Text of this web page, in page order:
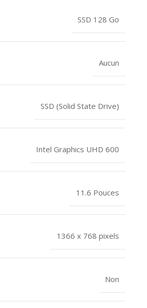
SSD 128 Go
Aucun
SSD (Solid State Drive)
Intel Graphics UHD 600
11.6 Pouces
1366 x 768 pixels
Non